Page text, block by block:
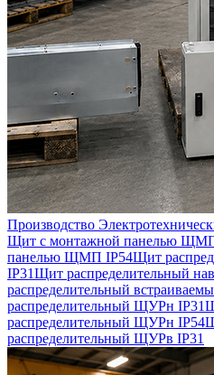
Производство
Щит с монтажной панелью
панелью ЩМП IP54Щит
IP31Щит распределительный
распределительный
распределительный ЩУРн IP31
распределительный ЩУРн IP54
распределительный ЩУРв IP31